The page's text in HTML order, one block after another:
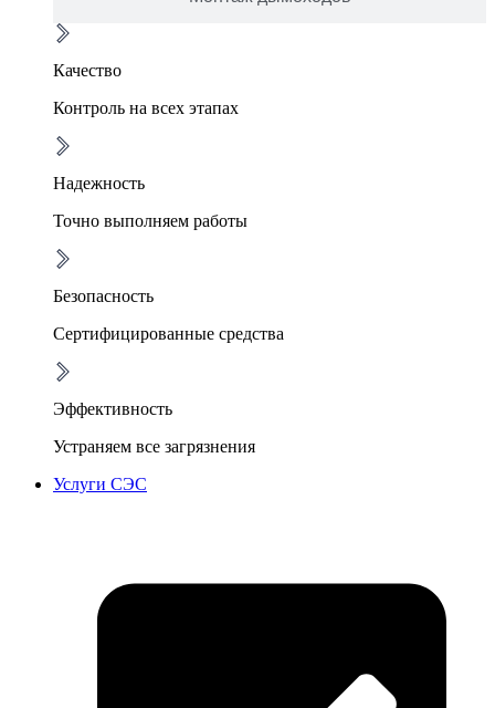
Качество
Контроль на всех этапах
Надежность
Точно выполняем работы
Безопасность
Сертифицированные средства
Эффективность
Устраняем все загрязнения
Услуги СЭС